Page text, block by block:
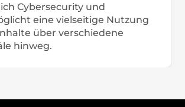
Cybersecurity und
eine vielseitige Nutzung
über verschiedene
hinweg.